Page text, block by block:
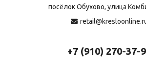
посёлок Обухово, улица
+7 (910) 270-37-